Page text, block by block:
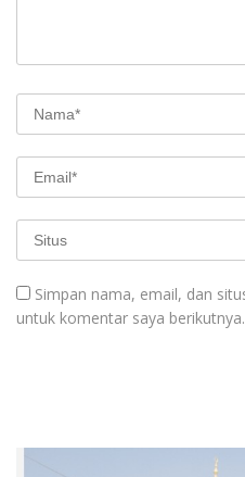
Simpan nama, email, dan
untuk komentar saya berikutnya.